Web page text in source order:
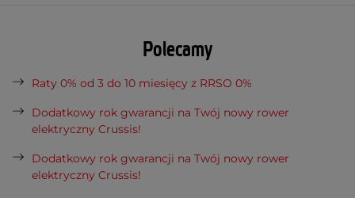
Polecamy
Raty 0% od 3 do 10 miesięcy z RRSO 0%
Dodatkowy rok gwarancji na Twój nowy rower
elektryczny Crussis!
Dodatkowy rok gwarancji na Twój nowy rower
elektryczny Crussis!